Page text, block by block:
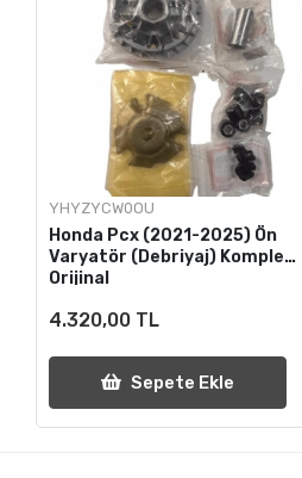
YHYZYCW0OU
Honda Pcx (2021-2025) Ön
Varyatör (Debriyaj) Komple
Orijinal
4.320,00 TL
Sepete Ekle